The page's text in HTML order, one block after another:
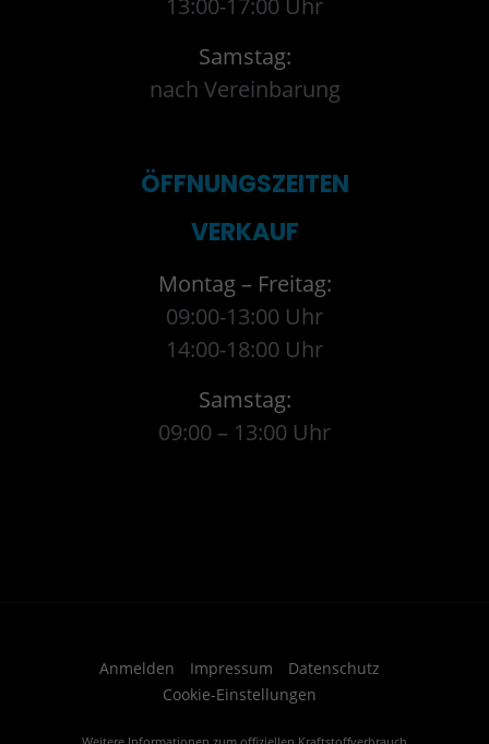
Samstag:
nach Vereinbarung
ÖFFNUNGSZEITEN
VERKAUF
Montag – Freitag:
09:00-13:00 Uhr
14:00-18:00 Uhr
Samstag:
09:00 – 13:00 Uhr
Anmelden Impressum
Datenschutz
Cookie-Einstellungen